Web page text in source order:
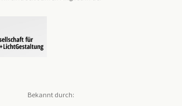
Bekannt durch: